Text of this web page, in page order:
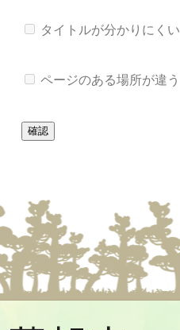
タイトルが分かりにくい
ページのある場所が違う